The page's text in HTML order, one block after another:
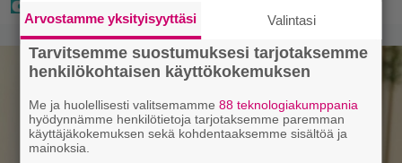
Arvostamme yksityisyyttäsi Valintasi
Tarvitsemme suostumuksesi tarjotaksemme
henkilökohtaisen käyttökokemuksen
Me ja huolellisesti valitsemamme88 teknologiakumppania
hyödynnämme henkilötietoja tarjotaksemme paremman
käyttäjäkokemuksen sekä kohdentaaksemme sisältöä ja
mainoksia.